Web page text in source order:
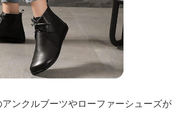
ンクルブーツやローファーシューズが